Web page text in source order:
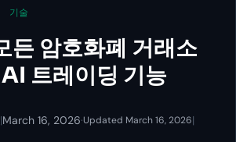
기술
암호화폐 거래소
트레이딩 기능
|March 16, 2026·Updated March 16, 2026|